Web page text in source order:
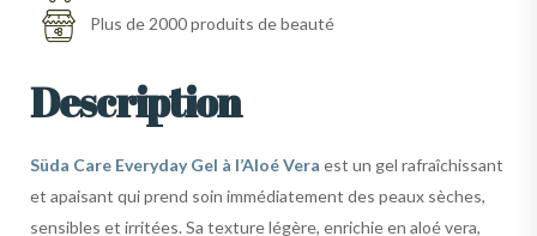
Plus de 2000 produits de beauté
Description
Süda Care Everyday Gel à l’Aloé Vera est un gel rafraîchissant
et apaisant qui prend soin immédiatement des peaux sèches,
sensibles et irritées. Sa texture légère, enrichie en aloé vera,